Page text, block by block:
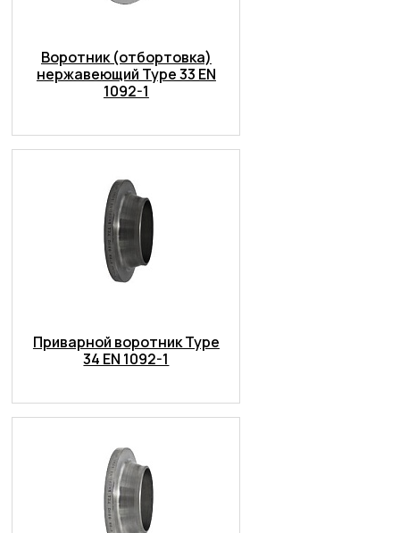
Воротник (отбортовка)
нержавеющий Type 33 EN
1092-1
Приварной воротник Type
34 EN 1092-1